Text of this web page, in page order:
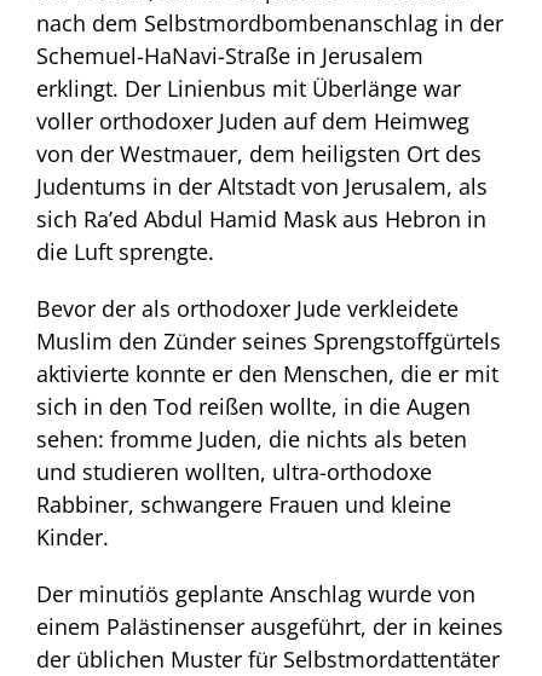
nach dem Selbstmordbombenanschlag in der
Schemuel-HaNavi-Straße in Jerusalem
erklingt. Der Linienbus mit Überlänge war
voller orthodoxer Juden auf dem Heimweg
von der Westmauer, dem heiligsten Ort des
Judentums in der Altstadt von Jerusalem, als
sich Ra’ed Abdul Hamid Mask aus Hebron in
die Luft sprengte.
Bevor der als orthodoxer Jude verkleidete
Muslim den Zünder seines Sprengstoffgürtels
aktivierte konnte er den Menschen, die er mit
sich in den Tod reißen wollte, in die Augen
sehen: fromme Juden, die nichts als beten
und studieren wollten, ultra-orthodoxe
Rabbiner, schwangere Frauen und kleine
Kinder.
Der minutiös geplante Anschlag wurde von
einem Palästinenser ausgeführt, der in keines
der üblichen Muster für Selbstmordattentäter